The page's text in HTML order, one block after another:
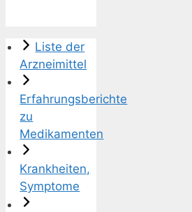
Liste der
Arzneimittel
Erfahrungsberichte
zu
Medikamenten
Krankheiten,
Symptome